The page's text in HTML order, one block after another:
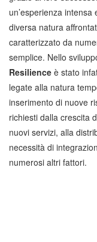
un’esperienza
diversa natura
caratterizzato da
semplice. Nello
Resilience è stato
legate alla natura
inserimento di nuove
richiesti dalla crescita
nuovi servizi, alla
necessità di
numerosi altri fattori.